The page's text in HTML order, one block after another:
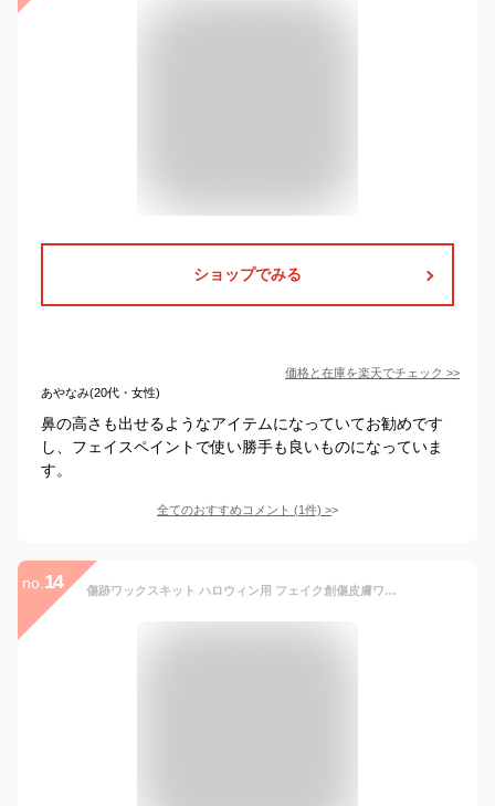
ショップでみる
価格と在庫を楽天でチェック >>
あやなみ(20代・女性)
鼻の高さも出せるようなアイテムになっていてお勧めです
し、フェイスペイントで使い勝手も良いものになっていま
す。
全てのおすすめコメント (1件) >
no. 14 傷跡ワックスキット ハロウィン用 フェイク創傷皮膚ワックス メンズ レディース 偽の傷跡メイクアップ 特殊 エフェクト ホラー 傷 ワックス 体 傷跡 ペイント ワックス 仮面舞踏会 カーニバル お祭りやテレビ番組の特殊効果 男女兼用 (濃い肌の色)